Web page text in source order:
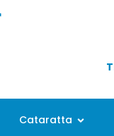
Cataratta